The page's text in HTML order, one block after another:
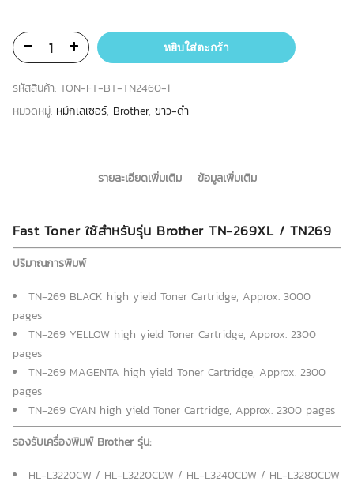
หยิบใส่ตะกร้า
รหัสสินค้า: TON-FT-BT-TN2460-1
หมวดหมู่: หมึกเลเซอร์, Brother, ขาว-ดำ
รายละเอียดเพิ่มเติม ข้อมูลเพิ่มเติม
Fast Toner ใช้สำหรับรุ่น Brother TN-269XL / TN269
ปริมาณการพิมพ์
TN-269 BLACK high yield Toner Cartridge, Approx. 3000
pages
TN-269 YELLOW high yield Toner Cartridge, Approx. 2300
pages
TN-269 MAGENTA high yield Toner Cartridge, Approx. 2300
pages
TN-269 CYAN high yield Toner Cartridge, Approx. 2300 pages
รองรับเครื่องพิมพ์ Brother รุ่น:
HL-L3220CW / HL-L3220CDW / HL-L3240CDW / HL-L3280CDW